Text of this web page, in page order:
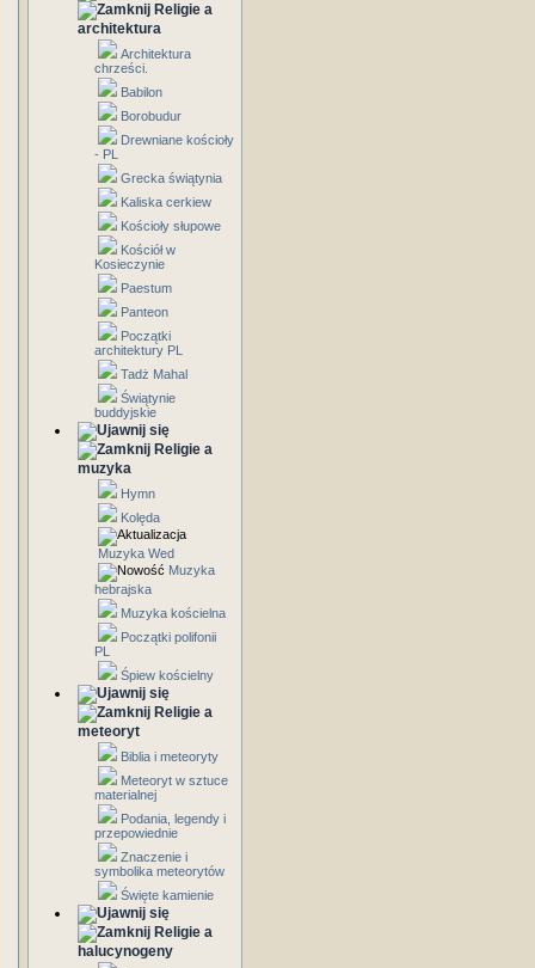
Religie a
architektura
Architektura
chrześci.
Babilon
Borobudur
Drewniane kościoły
- PL
Grecka świątynia
Kaliska cerkiew
Kościoły słupowe
Kościół w
Kosieczynie
Paestum
Panteon
Początki
architektury PL
Tadż Mahal
Świątynie
buddyjskie
Religie a
muzyka
Hymn
Kolęda
Muzyka Wed
Muzyka
hebrajska
Muzyka kościelna
Początki polifonii
PL
Śpiew kościelny
Religie a
meteoryt
Biblia i meteoryty
Meteoryt w sztuce
materialnej
Podania, legendy i
przepowiednie
Znaczenie i
symbolika meteorytów
Święte kamienie
Religie a
halucynogeny